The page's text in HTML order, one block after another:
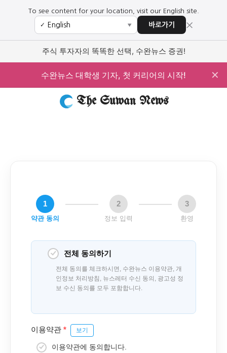
To see content for your location, visit our English site.
✓ ▼ 바로가기 ×
주식 투자자의 똑똑한 선택, 수완뉴스 증권!
수완뉴스 대학생 기자, 첫 커리어의 시작! ✕
The Suwan News
1
약관 동의
2
정보 입력
3
환영
전체 동의하기
전체 동의를 체크하시면, 수완뉴스 이용약관, 개
인정보 처리방침, 뉴스레터 수신 동의, 광고성 정
보 수신 동의를 모두 포함합니다.
이용약관 * 보기
이용약관에 동의합니다.